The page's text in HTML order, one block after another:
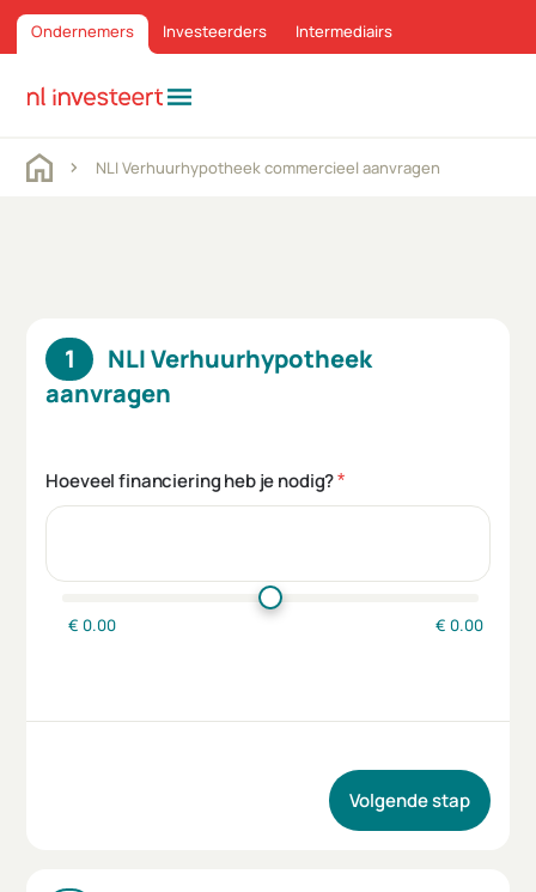
Ondernemers Investeerders Intermediairs
menu
NLI Verhuurhypotheek commercieel aanvragen
NLI Verhuurhypotheek
aanvragen
Hoeveel financiering heb je nodig?*
€ 0.00 €0.00
Volgende stap